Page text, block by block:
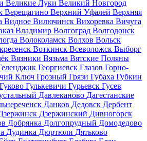
Великие Луки Великий Новгород
Верещагино Верхний Уфалей Верхняя
Видное Вилючинск Вихоревка Вичуга
Владимир Волгоград Волгодонск
Волоколамск Волхов Вольск
Воткинск Всеволожск Выборг
Вязники Вязьма Вятские Поляны
Георгиевск Глазов Горно-
Ключ Грозный Грязи Губаха Губкин
Гуково Гулькевичи Гурьевск Гусев
Давлеканово Дагестанские
Данков Дедовск Дербент
Дзержинский Дивногорск
Добрянка Долгопрудный Домодедово
Дудинка Дюртюли Дятьково